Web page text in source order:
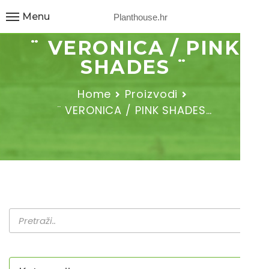
Planthouse.hr
Menu
¨ VERONICA / PINK
SHADES ¨
Home
Proizvodi
¨ VERONICA / PINK SHADES…